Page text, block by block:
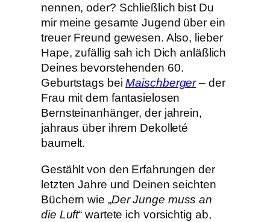
nennen, oder? Schließlich bist Du
mir meine gesamte Jugend über ein
treuer Freund gewesen. Also, lieber
Hape, zufällig sah ich Dich anläßlich
Deines bevorstehenden 60.
Geburtstags beiMaischberger– der
Frau mit dem fantasielosen
Bernsteinanhänger, der jahrein,
jahraus über ihrem Dekolleté
baumelt.
Gestählt von den Erfahrungen der
letzten Jahre und Deinen seichten
Büchern wie „Der Junge muss an
die Luft“ wartete ich vorsichtig ab,